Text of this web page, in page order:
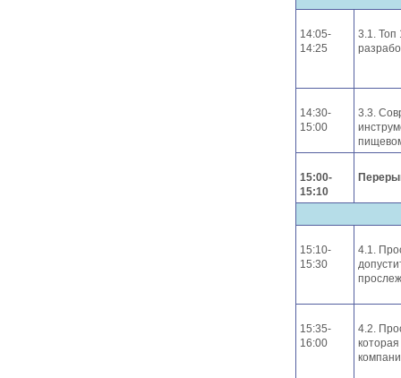
14:05-
14:25
3.1. Топ
14:30-
15:00
3.3.
15:00-
15:10
15:10-
15:30
4.1.
15:35-
16:00
4.2.